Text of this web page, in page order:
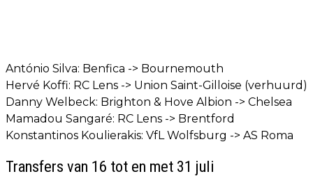
António Silva: Benfica -> Bournemouth
Hervé Koffi: RC Lens -> Union Saint-Gilloise (verhuurd)
Danny Welbeck: Brighton & Hove Albion -> Chelsea
Mamadou Sangaré: RC Lens -> Brentford
Konstantinos Koulierakis: VfL Wolfsburg -> AS Roma
Transfers van 16 tot en met 31 juli